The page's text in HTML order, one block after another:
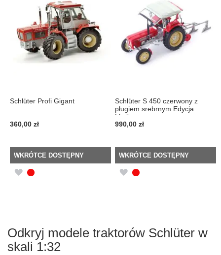
ŻYCZEŃ
Schlüter Profi Gigant
360,00 zł
WKRÓTCE DOSTĘPNY
DODAJ
Schlüter S 450 czerwony z
pługiem srebrnym Edycja
Limitowan ...
990,00 zł
WKRÓTCE DOSTĘPNY
DODAJ
Odkryj modele traktorów Schlüter w
skali 1:32